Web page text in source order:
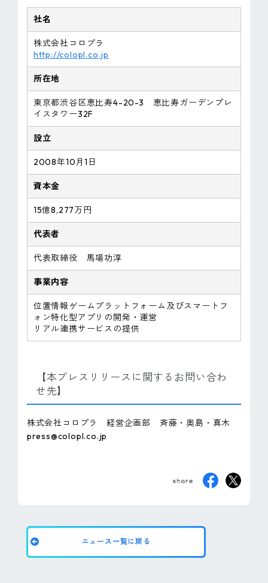
社名
株式会社コロプラ
http://colopl.co.jp
所在地
東京都渋谷区恵比寿4-20-3 恵比寿ガーデンプレ
イスタワー32F
設立
2008年10月1日
資本金
15億8,277万円
代表者
代表取締役 馬場功淳
事業内容
位置情報ゲームプラットフォーム及びスマートフ
ォン特化型アプリの開発・運営
リアル連携サービスの提供
【本プレスリリースに関するお問い合わ
せ先】
株式会社コロプラ 経営企画部 斉藤・奥島・真木
press@colopl.co.jp
ニュース一覧に戻る